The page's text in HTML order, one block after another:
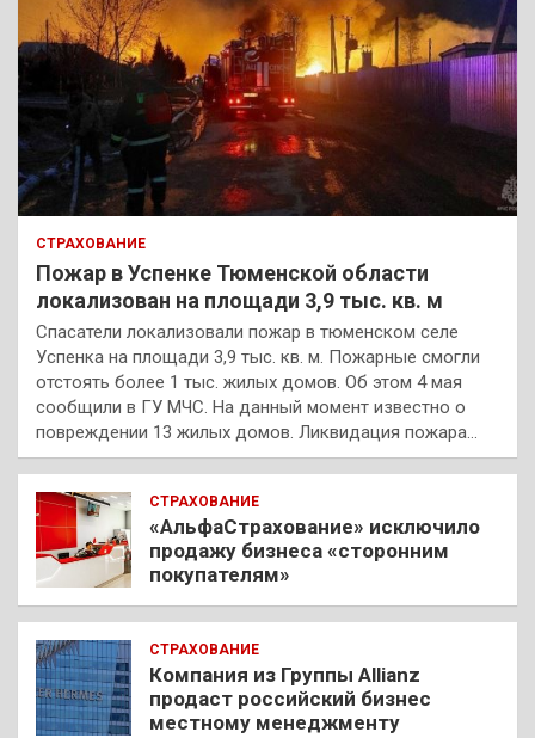
СТРАХОВАНИЕ
Пожар в Успенке Тюменской области
локализован на площади 3,9 тыс. кв. м
Спасатели локализовали пожар в тюменском селе
Успенка на площади 3,9 тыс. кв. м. Пожарные смогли
отстоять более 1 тыс. жилых домов. Об этом 4 мая
сообщили в ГУ МЧС. На данный момент известно о
повреждении 13 жилых домов. Ликвидация пожара…
СТРАХОВАНИЕ
«АльфаСтрахование» исключило
продажу бизнеса «сторонним
покупателям»
СТРАХОВАНИЕ
Компания из Группы Allianz
продаст российский бизнес
местному менеджменту